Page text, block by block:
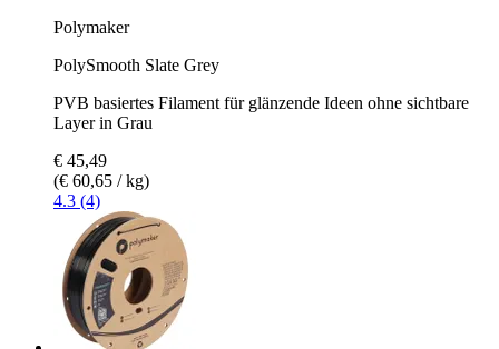
Polymaker
PolySmooth Slate Grey
PVB basiertes Filament für glänzende Ideen ohne sichtbare
Layer in Grau
€ 45,49
(€ 60,65 / kg)
4.3 (4)